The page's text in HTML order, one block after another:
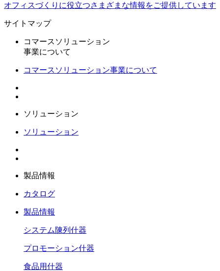
オフィスづくりに役立つさまざまな情報をご提供しています
サイトマップ
コマースソリューション
事業について
コマースソリューション事業について
ソリューション
ソリューション
製品情報
カタログ
製品情報
システム陳列什器
プロモーション什器
食品用什器